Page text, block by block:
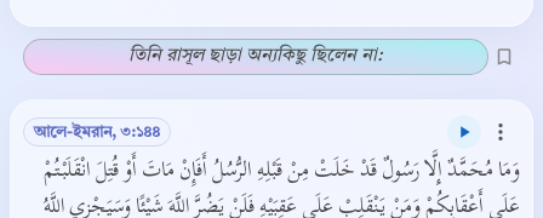
তিনি রাসূল ছাড়া অন্যকিছু ছিলেন না:
আলে-ইমরান, ৩:১৪৪
وَمَا مُحَمَّدٌ إِلَّا رَسُولٌ قَدْ خَلَتْ مِنْ قَبْلِهِ الرُّسُلُ أَفَإِنْ مَاتَ أَوْ قُتِلَ انْقَلَبْتُمْ
عَلَى أَعْقَابِكُمْ وَمَنْ يَنْقَلِبْ عَلَى عَقِبَيْهِ فَلَنْ يَضُرَّ اللَّهَ شَيْئًا وَسَيَجْزِي اللَّهُ